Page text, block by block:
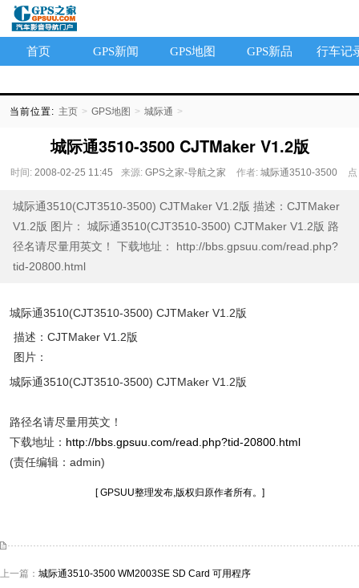
首页 GPS新闻 GPS地图 GPS新品 行车记
当前位置: 主页 > GPS地图 > 城际通 >
城际通3510-3500 CJTMaker V1.2版
时间: 2008-02-25 11:45 来源: GPS之家-导航之家 作者: 城际通3510-3500
点
城际通3510(CJT3510-3500) CJTMaker V1.2版 描述：CJTMaker
V1.2版 图片： 城际通3510(CJT3510-3500) CJTMaker V1.2版 路
径名请尽量用英文！ 下载地址： http://bbs.gpsuu.com/read.php?
tid-20800.html
城际通3510(CJT3510-3500) CJTMaker V1.2版
描述：CJTMaker V1.2版
图片：
城际通3510(CJT3510-3500) CJTMaker V1.2版
路径名请尽量用英文！
下载地址： http://bbs.gpsuu.com/read.php?tid-20800.html
(责任编辑：admin)
[ GPSUU整理发布,版权归原作者所有。]
上一篇： 城际通3510-3500 WM2003SE SD Card 可用程序